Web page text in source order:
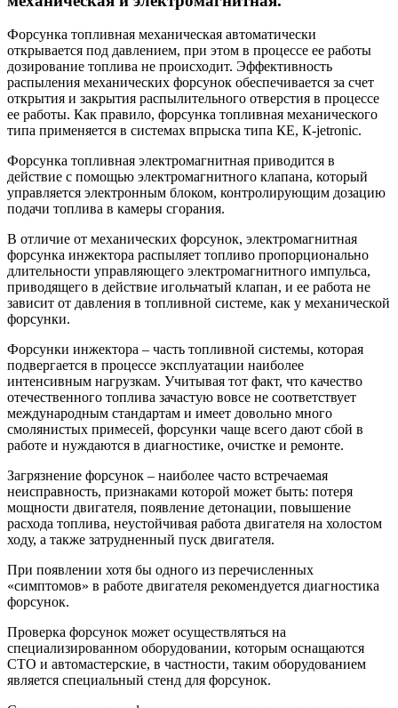
Форсунка топливная механическая автоматически
открывается под давлением, при этом в процессе ее работы
дозирование топлива не происходит. Эффективность
распыления механических форсунок обеспечивается за счет
открытия и закрытия распылительного отверстия в процессе
ее работы. Как правило, форсунка топливная механического
типа применяется в системах впрыска типа КЕ, К-jetronic.
Форсунка топливная электромагнитная приводится в
действие с помощью электромагнитного клапана, который
управляется электронным блоком, контролирующим дозацию
подачи топлива в камеры сгорания.
В отличие от механических форсунок, электромагнитная
форсунка инжектора распыляет топливо пропорционально
длительности управляющего электромагнитного импульса,
приводящего в действие игольчатый клапан, и ее работа не
зависит от давления в топливной системе, как у механической
форсунки.
Форсунки инжектора – часть топливной системы, которая
подвергается в процессе эксплуатации наиболее
интенсивным нагрузкам. Учитывая тот факт, что качество
отечественного топлива зачастую вовсе не соответствует
международным стандартам и имеет довольно много
смолянистых примесей, форсунки чаще всего дают сбой в
работе и нуждаются в диагностике, очистке и ремонте.
Загрязнение форсунок – наиболее часто встречаемая
неисправность, признаками которой может быть: потеря
мощности двигателя, появление детонации, повышение
расхода топлива, неустойчивая работа двигателя на холостом
ходу, а также затрудненный пуск двигателя.
При появлении хотя бы одного из перечисленных
«симптомов» в работе двигателя рекомендуется диагностика
форсунок.
Проверка форсунок может осуществляться на
специализированном оборудовании, которым оснащаются
СТО и автомастерские, в частности, таким оборудованием
является специальный стенд для форсунок.